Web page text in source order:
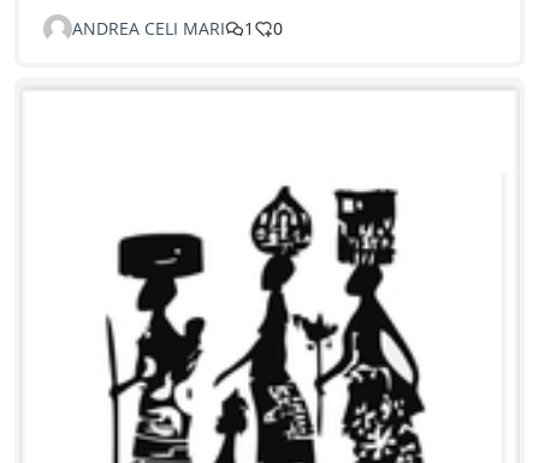
ANDREA CELI MARI 1 0